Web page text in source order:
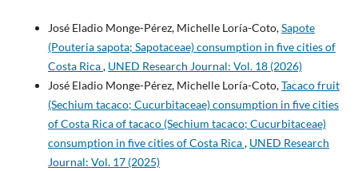
José Eladio Monge-Pérez, Michelle Loría-Coto,Sapote
(Pouteria sapota; Sapotaceae) consumption in five cities of
Costa Rica, UNED Research Journal: Vol. 18 (2026)
José Eladio Monge-Pérez, Michelle Loría-Coto,Tacaco fruit
(Sechium tacaco; Cucurbitaceae) consumption in five cities
of Costa Rica of tacaco (Sechium tacaco; Cucurbitaceae)
consumption in five cities of Costa Rica, UNED Research
Journal: Vol. 17 (2025)